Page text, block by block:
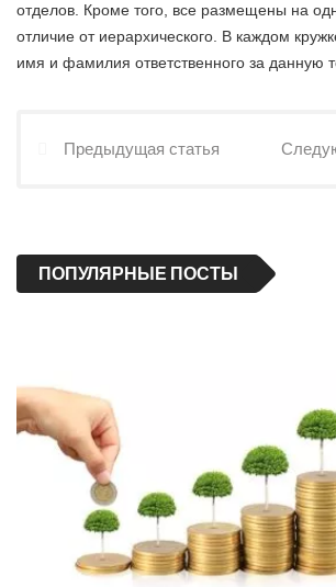
отделов. Кроме того, все размещены на
отличие от иерархического. В каждом
имя и фамилия ответственного за данную
Предыдущая статья
ПОПУЛЯРНЫЕ ПОСТЫ